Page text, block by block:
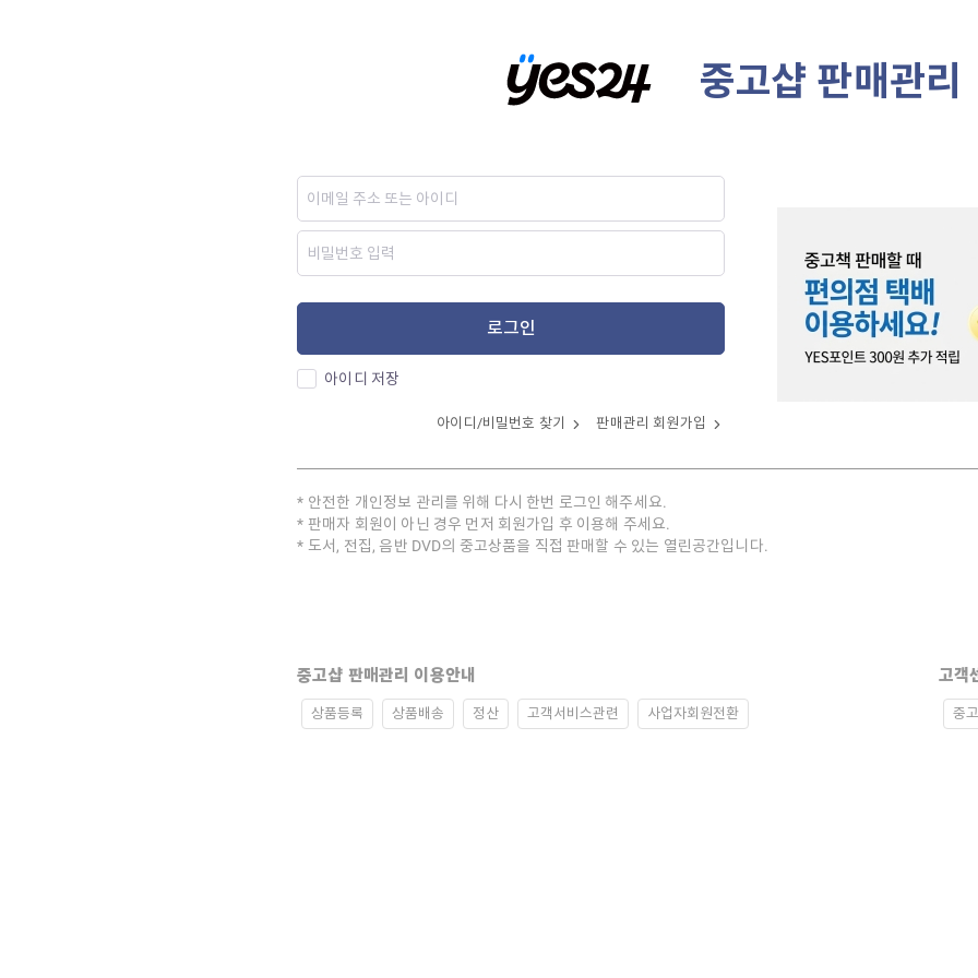
중고샵 판매관리
로그인
아이디 저장
아이디/비밀번호 찾기 판매관리 회원가입
안전한 개인정보 관리를 위해 다시 한번 로그인 해주세요.
판매자 회원이 아닌 경우 먼저 회원가입 후 이용해 주세요.
도서, 전집, 음반 DVD의 중고상품을 직접 판매할 수 있는 열린공간입니다.
중고샵 판매관리 이용안내
상품등록 상품배송 정산 고객서비스관련 사업자회원전환
고객
중